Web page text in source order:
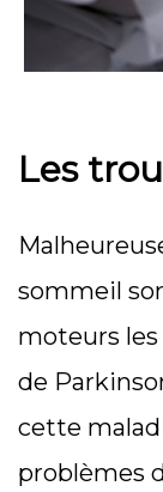
Les
sommeil
moteurs
de
cette
problèmes